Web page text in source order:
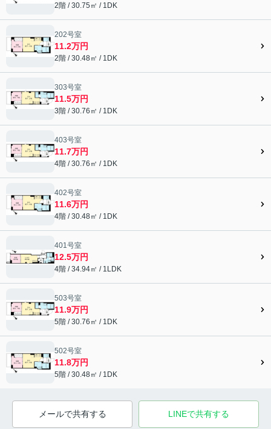
2階 / 30.75㎡ / 1DK
202号室
11.2万円
2階 / 30.48㎡ / 1DK
303号室
11.5万円
3階 / 30.76㎡ / 1DK
403号室
11.7万円
4階 / 30.76㎡ / 1DK
402号室
11.6万円
4階 / 30.48㎡ / 1DK
401号室
12.5万円
4階 / 34.94㎡ / 1LDK
503号室
11.9万円
5階 / 30.76㎡ / 1DK
502号室
11.8万円
5階 / 30.48㎡ / 1DK
メールで共有する LINEで共有する